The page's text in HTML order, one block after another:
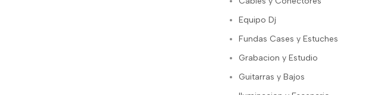
Equipo Dj
Fundas Cases y Estuches
Grabacion y Estudio
Guitarras y Bajos